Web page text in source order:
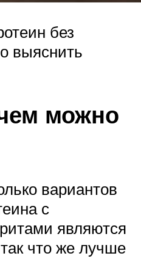
без
выяснить
можно
вариантов
с
являются
что же лучше